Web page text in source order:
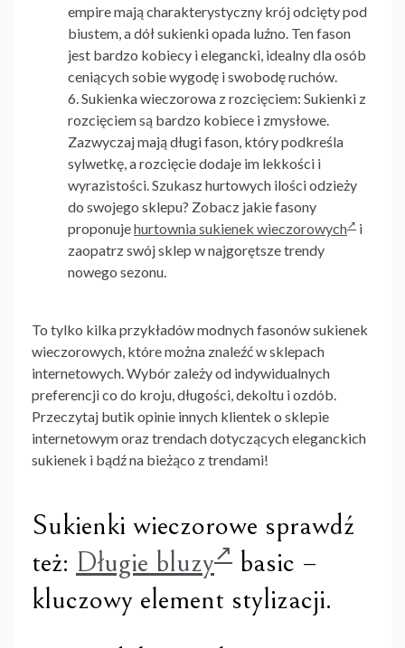
empire mają charakterystyczny krój odcięty pod
biustem, a dół sukienki opada luźno. Ten fason
jest bardzo kobiecy i elegancki, idealny dla osób
ceniących sobie wygodę i swobodę ruchów.
Sukienka wieczorowa z rozcięciem: Sukienki z
rozcięciem są bardzo kobiece i zmysłowe.
Zazwyczaj mają długi fason, który podkreśla
sylwetkę, a rozcięcie dodaje im lekkości i
wyrazistości. Szukasz hurtowych ilości odzieży
do swojego sklepu? Zobacz jakie fasony
proponujehurtownia sukienek wieczorowych
i
zaopatrz swój sklep w najgorętsze trendy
nowego sezonu.
To tylko kilka przykładów modnych fasonów sukienek
wieczorowych, które można znaleźć w sklepach
internetowych. Wybór zależy od indywidualnych
preferencji co do kroju, długości, dekoltu i ozdób.
Przeczytaj butik opinie innych klientek o sklepie
internetowym oraz trendach dotyczących eleganckich
sukienek i bądź na bieżąco z trendami!
Sukienki wieczorowe sprawdź
też: Długie bluzy
basic –
kluczowy element stylizacji.